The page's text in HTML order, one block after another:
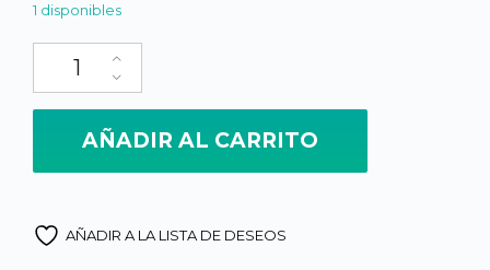
1 disponibles
AÑADIR AL CARRITO
AÑADIR A LA LISTA DE DESEOS